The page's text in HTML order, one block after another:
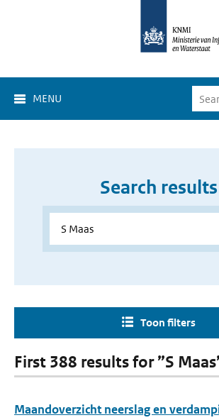
MENU
Search results
Toon filters
First 388 results for ”S
Maandoverzicht neerslag en